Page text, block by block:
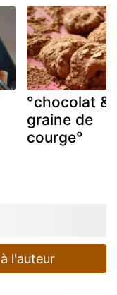
°chocolat &
graine de
courge°
l'auteur